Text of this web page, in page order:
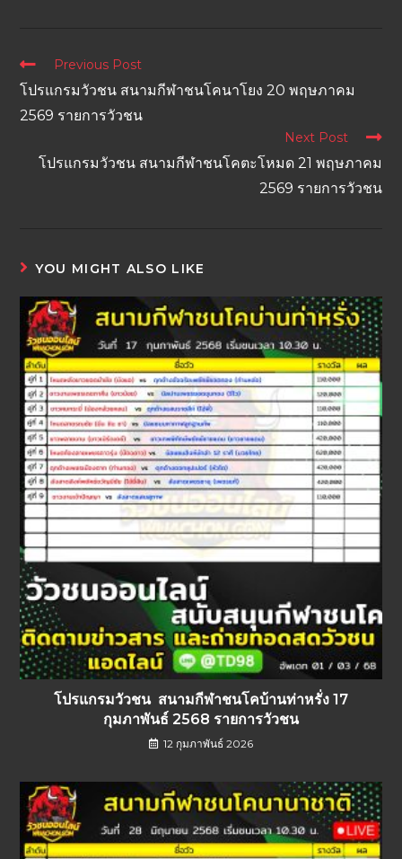
Previous Post
โปรแกรมวัวชน สนามกีฬาชนโคนาโยง 20 พฤษภาคม
2569 รายการวัวชน
Next Post
โปรแกรมวัวชน สนามกีฬาชนโคตะโหมด 21 พฤษภาคม
2569 รายการวัวชน
YOU MIGHT ALSO LIKE
โปรแกรมวัวชน สนามกีฬาชนโคบ้านท่าหรั่ง 17
กุมภาพันธ์ 2568 รายการวัวชน
12 กุมภาพันธ์ 2026